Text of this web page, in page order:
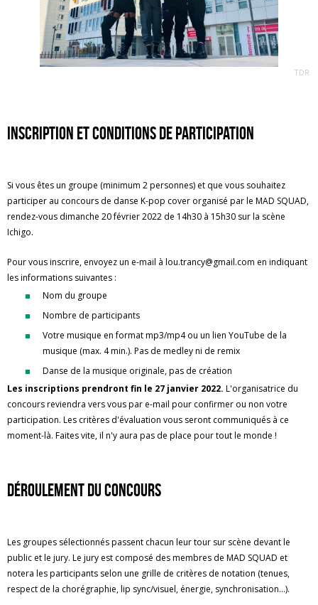
TDR
Inscription et conditions de participation
Si vous êtes un groupe (minimum 2 personnes) et que vous souhaitez
participer au concours de danse K-pop cover organisé par le MAD SQUAD,
rendez-vous dimanche 20 février 2022 de 14h30 à 15h30 sur la scène
Ichigo.
Pour vous inscrire, envoyez un e-mail à lou.trancy@gmail.com en indiquant
les informations suivantes :
Nom du groupe
Nombre de participants
Votre musique en format mp3/mp4 ou un lien YouTube de la
musique (max. 4 min.). Pas de medley ni de remix
Danse de la musique originale, pas de création
Les inscriptions prendront fin le 27 janvier 2022. L'organisatrice du
concours reviendra vers vous par e-mail pour confirmer ou non votre
participation. Les critères d'évaluation vous seront communiqués à ce
moment-là. Faites vite, il n'y aura pas de place pour tout le monde !
Déroulement du concours
Les groupes sélectionnés passent chacun leur tour sur scène devant le
public et le jury. Le jury est composé des membres de MAD SQUAD et
notera les participants selon une grille de critères de notation (tenues,
respect de la chorégraphie, lip sync/visuel, énergie, synchronisation...).